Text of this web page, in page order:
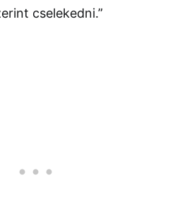
cselekedni.”